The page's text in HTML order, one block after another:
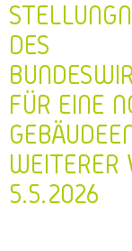
DES
FÜR EINE
WEITERER
5.5.2026